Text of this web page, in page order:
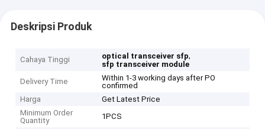
Deskripsi Produk
Cahaya Tinggi optical transceiver sfp,
sfp transceiver module
Delivery Time
Within 1-3 working days after PO
confirmed
Harga
Get Latest Price
Minimum Order
Quantity
1PCS